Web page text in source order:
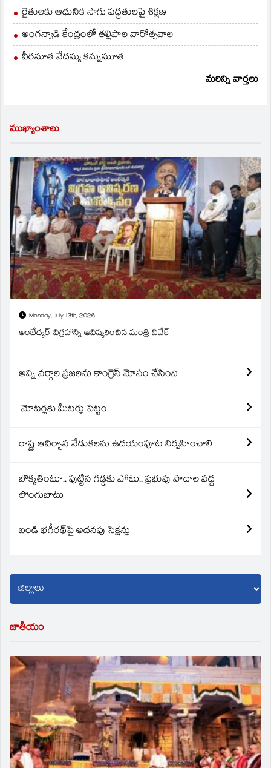
రైతులకు ఆధునిక సాగు పద్ధతులపై శిక్షణ
అంగన్వాడి కేంద్రంలో తల్లిపాల వారోత్సవాల
వీరమాత వేదమ్మ కన్నుమూత
మరిన్ని వార్తలు
ముఖ్యాంశాలు
Monday, July 13th, 2026
అంబేద్కర్ విగ్రహాన్ని ఆవిష్కరించిన మంత్రి వివేక్
అన్ని వర్గాల ప్రజలను కాంగ్రెస్ మోసం చేసింది
మోటర్లకు మీటర్లు పెట్టం
రాష్ట్ర ఆవిర్బావ వేడుకలను ఉదయంపూట నిర్వహించాలి
బొక్కతింటూ.. పుట్టిన గడ్డకు పోటు.. ప్రభువు పాదాల వద్ద
లొంగుబాటు
బండి భగీరథ్‌పై అదనపు సెక్షన్లు
జాతీయం